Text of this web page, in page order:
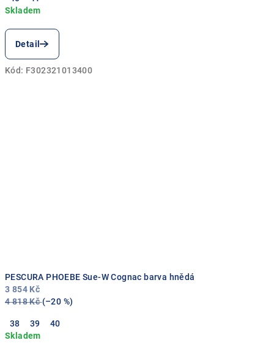
!
Detail
Kód: F302321013400
PESCURA PHOEBE Sue-W Cognac barva hnědá
3 854 Kč
4 818 Kč (–20 %)
38 39 40